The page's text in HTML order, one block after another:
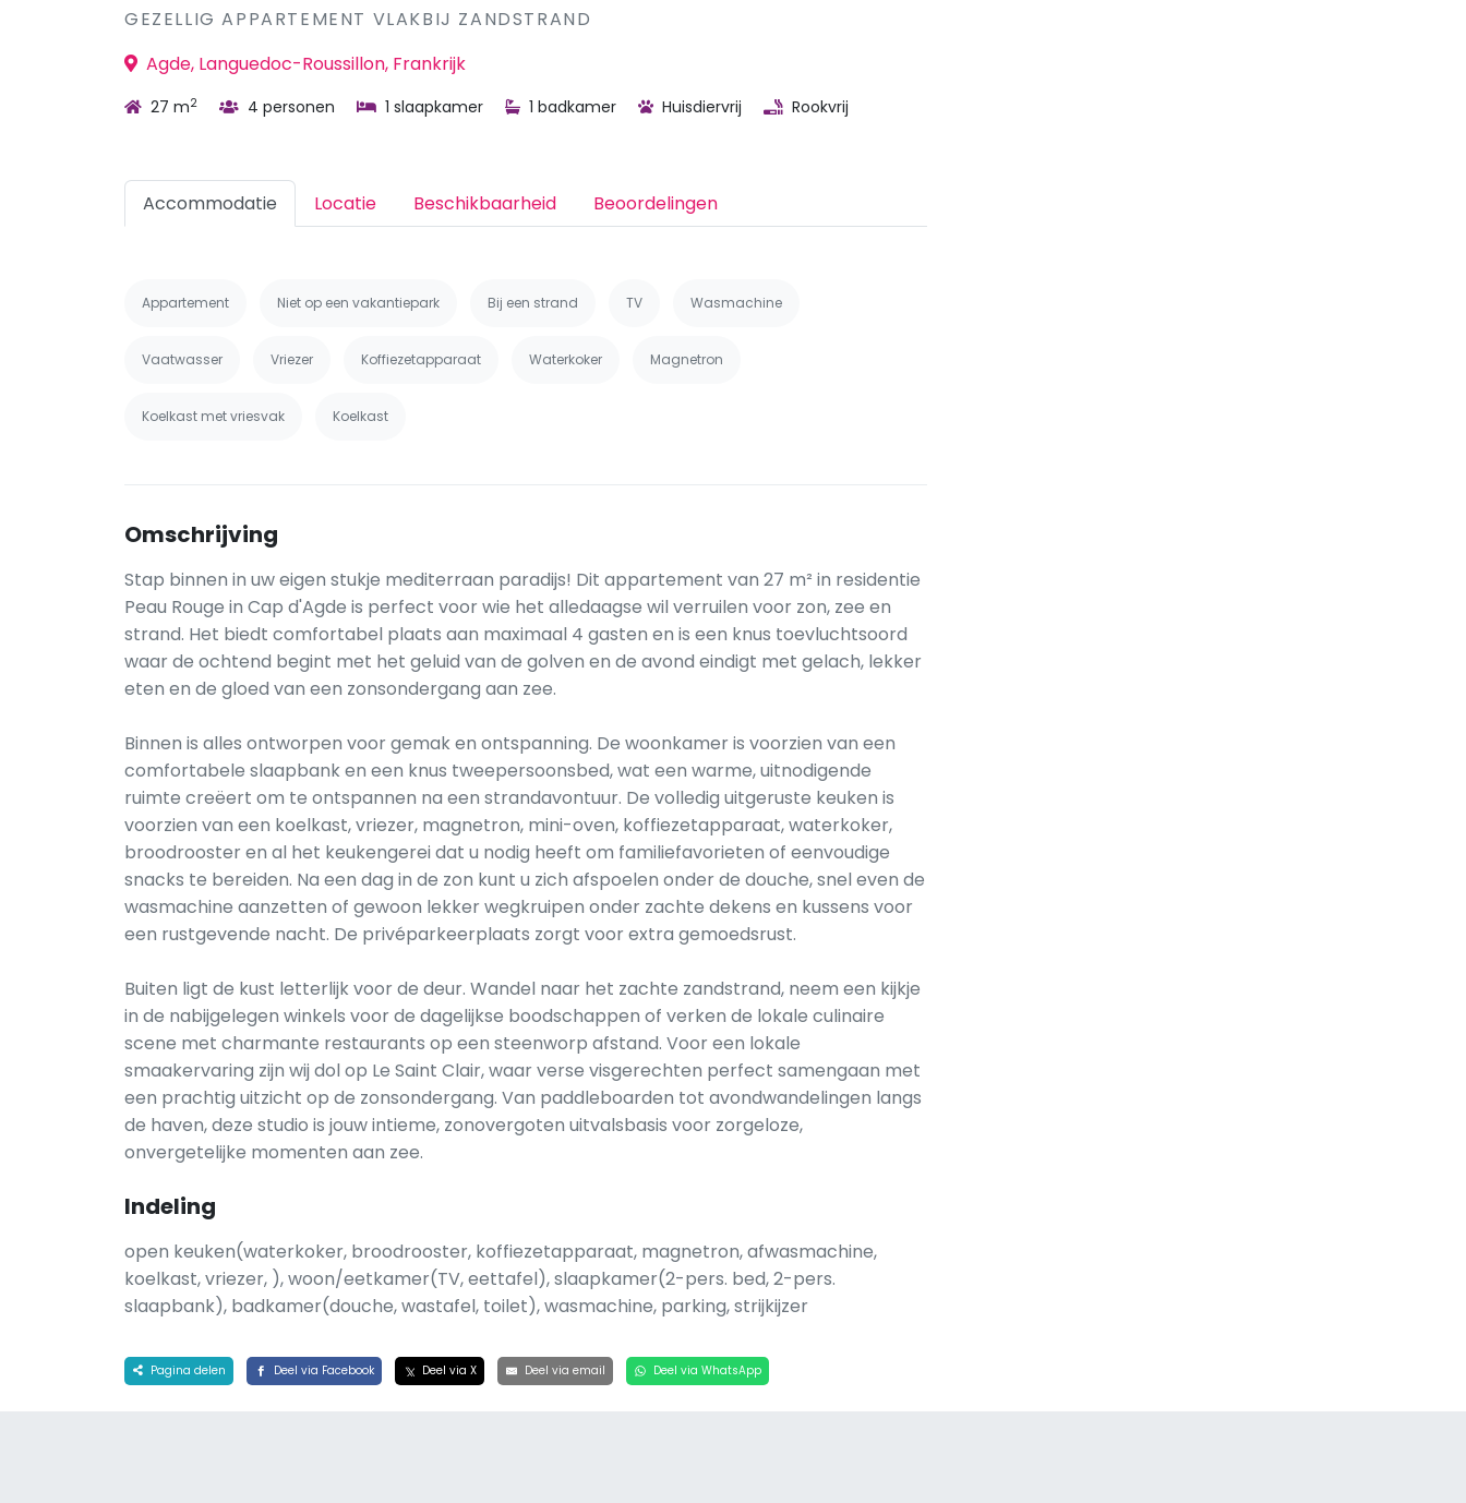
GEZELLIG APPARTEMENT VLAKBIJ ZANDSTRAND
Agde, Languedoc-Roussillon, Frankrijk
27 m2 4 personen 1 slaapkamer 1 badkamer Huisdiervrij Rookvrij
Accommodatie Locatie Beschikbaarheid Beoordelingen
Appartement Niet op een vakantiepark Bij een strand TV Wasmachine
Vaatwasser Vriezer Koffiezetapparaat Waterkoker Magnetron
Koelkast met vriesvak Koelkast
Omschrijving
Stap binnen in uw eigen stukje mediterraan paradijs! Dit appartement van 27 m² in residentie
Peau Rouge in Cap d'Agde is perfect voor wie het alledaagse wil verruilen voor zon, zee en
strand. Het biedt comfortabel plaats aan maximaal 4 gasten en is een knus toevluchtsoord
waar de ochtend begint met het geluid van de golven en de avond eindigt met gelach, lekker
eten en de gloed van een zonsondergang aan zee.
Binnen is alles ontworpen voor gemak en ontspanning. De woonkamer is voorzien van een
comfortabele slaapbank en een knus tweepersoonsbed, wat een warme, uitnodigende
ruimte creëert om te ontspannen na een strandavontuur. De volledig uitgeruste keuken is
voorzien van een koelkast, vriezer, magnetron, mini-oven, koffiezetapparaat, waterkoker,
broodrooster en al het keukengerei dat u nodig heeft om familiefavorieten of eenvoudige
snacks te bereiden. Na een dag in de zon kunt u zich afspoelen onder de douche, snel even de
wasmachine aanzetten of gewoon lekker wegkruipen onder zachte dekens en kussens voor
een rustgevende nacht. De privéparkeerplaats zorgt voor extra gemoedsrust.
Buiten ligt de kust letterlijk voor de deur. Wandel naar het zachte zandstrand, neem een kijkje
in de nabijgelegen winkels voor de dagelijkse boodschappen of verken de lokale culinaire
scene met charmante restaurants op een steenworp afstand. Voor een lokale
smaakervaring zijn wij dol op Le Saint Clair, waar verse visgerechten perfect samengaan met
een prachtig uitzicht op de zonsondergang. Van paddleboarden tot avondwandelingen langs
de haven, deze studio is jouw intieme, zonovergoten uitvalsbasis voor zorgeloze,
onvergetelijke momenten aan zee.
Indeling
open keuken(waterkoker, broodrooster, koffiezetapparaat, magnetron, afwasmachine,
koelkast, vriezer, ), woon/eetkamer(TV, eettafel), slaapkamer(2-pers. bed, 2-pers.
slaapbank), badkamer(douche, wastafel, toilet), wasmachine, parking, strijkijzer
Pagina delen Deel via Facebook Deel via X Deel via email Deel via WhatsApp